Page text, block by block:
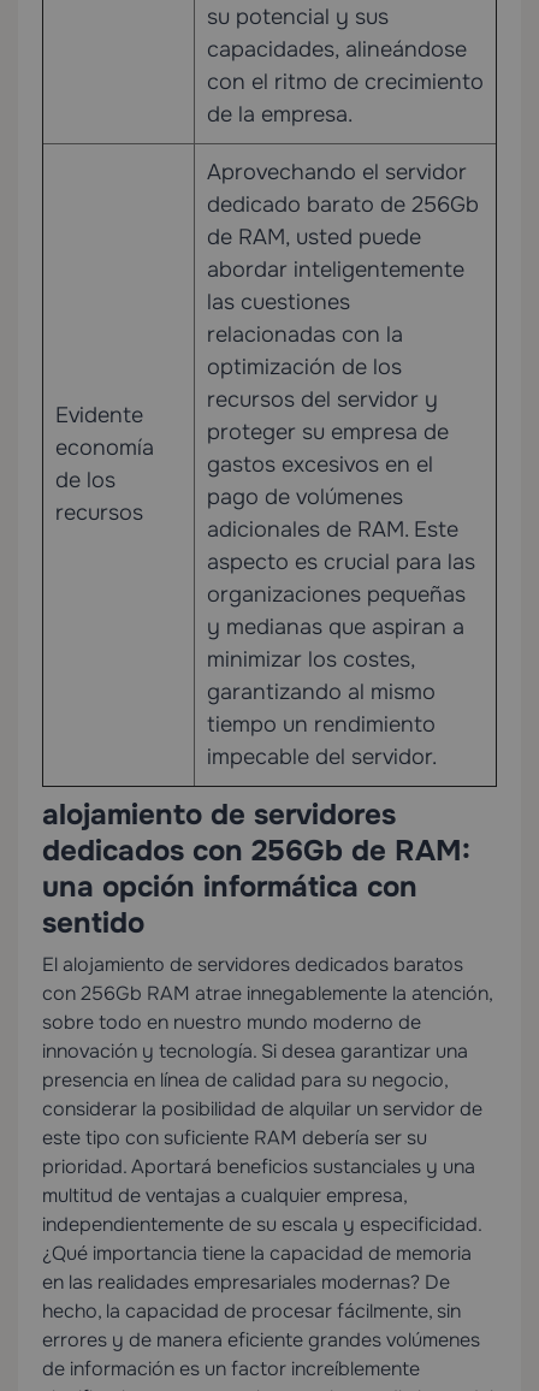
su potencial y sus
capacidades, alineándose
con el ritmo de crecimiento
de la empresa.
Evidente
economía
de los
recursos
Aprovechando el servidor
dedicado barato de 256Gb
de RAM, usted puede
abordar inteligentemente
las cuestiones
relacionadas con la
optimización de los
recursos del servidor y
proteger su empresa de
gastos excesivos en el
pago de volúmenes
adicionales de RAM. Este
aspecto es crucial para las
organizaciones pequeñas
y medianas que aspiran a
minimizar los costes,
garantizando al mismo
tiempo un rendimiento
impecable del servidor.
alojamiento de servidores
dedicados con 256Gb de RAM:
una opción informática con
sentido
El alojamiento de servidores dedicados baratos
con 256Gb RAM atrae innegablemente la atención,
sobre todo en nuestro mundo moderno de
innovación y tecnología. Si desea garantizar una
presencia en línea de calidad para su negocio,
considerar la posibilidad de alquilar un servidor de
este tipo con suficiente RAM debería ser su
prioridad. Aportará beneficios sustanciales y una
multitud de ventajas a cualquier empresa,
independientemente de su escala y especificidad.
¿Qué importancia tiene la capacidad de memoria
en las realidades empresariales modernas? De
hecho, la capacidad de procesar fácilmente, sin
errores y de manera eficiente grandes volúmenes
de información es un factor increíblemente